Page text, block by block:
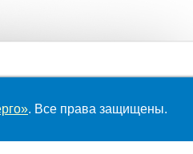
. Все права защищены.